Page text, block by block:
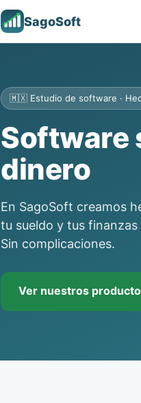
SagoSoft
🇲🇽 Estudio de software ·
Software
dinero
En SagoSoft creamos
tu sueldo y tus
Sin complicaciones.
Ver nuestros